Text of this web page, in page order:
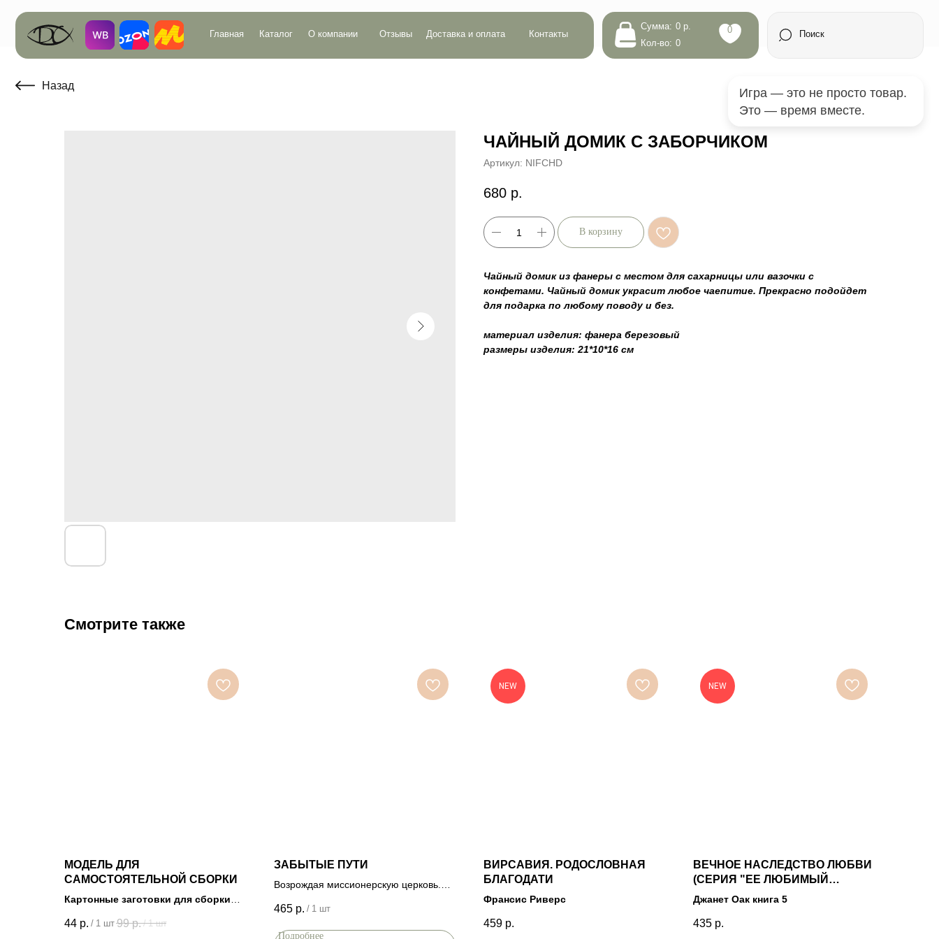
Контакты
0 р.
Сумма:
Поиск
0
Доставка и оплата
Отзывы
О компании
Каталог
Главная
Это — время вместе.
ЧАЙНЫЙ ДОМИК С ЗАБОРЧИКОМ
Артикул: NIFCHD
680 р.
В корзину
Чайный домик из фанеры с местом для сахарницы или вазочки с
конфетами. Чайный домик украсит любое чаепитие. Прекрасно подойдет
для подарка по любому поводу и без.
материал изделия: фанера березовый
размеры изделия: 21*10*16 см
Смотрите также
МОДЕЛЬ ДЛЯ
САМОСТОЯТЕЛЬНОЙ СБОРКИ
Картонные заготовки для сборки
44 р. / 1 шт 99 р. / 1 шт
ЗАБЫТЫЕ ПУТИ
Возрождая миссионерскую церковь.
465 р. / 1 шт
Подробнее
NEW
ВИРСАВИЯ. РОДОСЛОВНАЯ
БЛАГОДАТИ
Франсис Риверс
459 р.
NEW
ВЕЧНОЕ НАСЛЕДСТВО ЛЮБВИ
(СЕРИЯ "ЕЕ ЛЮБИМЫЙ
РОМАН")
Джанет Оак книга 5
435 р.